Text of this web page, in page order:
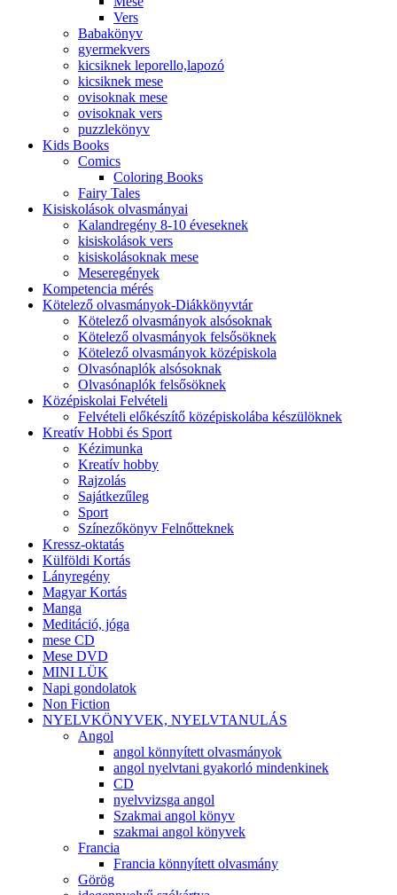
Vers
Babakönyv
gyermekvers
kicsiknek leporello,lapozó
kicsiknek mese
ovisoknak mese
ovisoknak vers
puzzlekönyv
Kids Books
Comics
Coloring Books
Fairy Tales
Kisiskolások olvasmányai
Kalandregény 8-10 éveseknek
kisiskolások vers
kisiskolásoknak mese
Meseregények
Kompetencia mérés
Kötelező olvasmányok-Diákkönyvtár
Kötelező olvasmányok alsósoknak
Kötelező olvasmányok felsősöknek
Kötelező olvasmányok középiskola
Olvasónaplók alsósoknak
Olvasónaplók felsősöknek
Középiskolai Felvételi
Felvételi előkészítő középiskolába készülöknek
Kreatív Hobbi és Sport
Kézimunka
Kreatív hobby
Rajzolás
Sajátkezűleg
Sport
Színezőkönyv Felnőtteknek
Kressz-oktatás
Külföldi Kortás
Lányregény
Magyar Kortás
Manga
Meditáció, jóga
mese CD
Mese DVD
MINI LÜK
Napi gondolatok
Non Fiction
NYELVKÖNYVEK, NYELVTANULÁS
Angol
angol könnyített olvasmányok
angol nyelvtani gyakorló mindenkinek
CD
nyelvvizsga angol
Szakmai angol könyv
szakmai angol könyvek
Francia
Francia könnyített olvasmány
Görög